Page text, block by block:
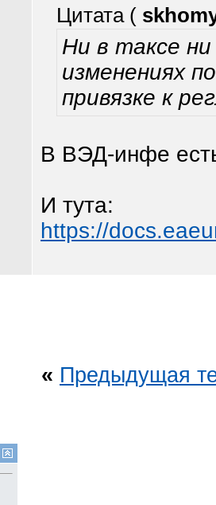
Цитата (
Ни в таксе
изменениях
привязке к
В ВЭД-инфе
И тута:
https://
« Предыдущая